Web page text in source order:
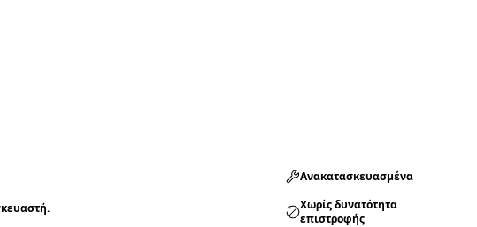
Ανακατασκευασμένα
Χωρίς δυνατότητα
επιστροφής